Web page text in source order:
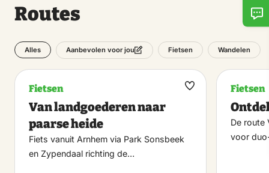
Routes
Alles Aanbevolen voor jou Fietsen Wandelen
Fietsen
Van landgoederen naar
paarse heide
Fiets vanuit Arnhem via Park Sonsbeek
en Zypendaal richting de…
Maak
Fietsen
De route
voor